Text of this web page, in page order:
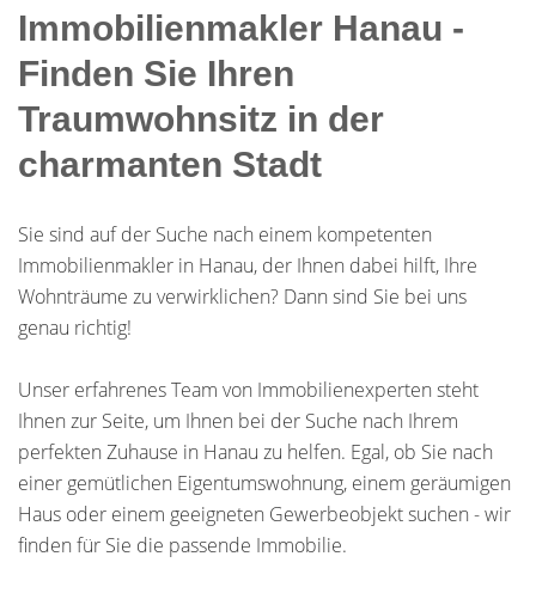
Immobilienmakler Hanau -
Finden Sie Ihren
Traumwohnsitz in der
charmanten Stadt
Sie sind auf der Suche nach einem kompetenten
Immobilienmakler in Hanau, der Ihnen dabei hilft, Ihre
Wohnträume zu verwirklichen? Dann sind Sie bei uns
genau richtig!
Unser erfahrenes Team von Immobilienexperten steht
Ihnen zur Seite, um Ihnen bei der Suche nach Ihrem
perfekten Zuhause in Hanau zu helfen. Egal, ob Sie nach
einer gemütlichen Eigentumswohnung, einem geräumigen
Haus oder einem geeigneten Gewerbeobjekt suchen - wir
finden für Sie die passende Immobilie.